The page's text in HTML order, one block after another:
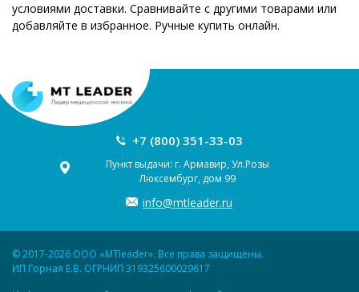
условиями доставки. Сравнивайте с другими товарами или
добавляйте в избранное. Ручные купить онлайн.
+7 (800) 351-33-03
Пункт выдачи: г. Армавир, Ул.Розы
Люксембург, дом 99
info@mtleader.ru
© 2017-2026 ООО «MTleader». Все права защищены.
ИП Горная Е.В. ОГРНИП 319325600029617